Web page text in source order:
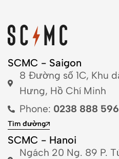
SCMC - Saigon
8 Đường số 1C, Khu
Hưng, Hồ Chí Minh
Phone: 0238 888
Tìm đường
SCMC - Hanoi
Ngách 20 Ng. 89 P.